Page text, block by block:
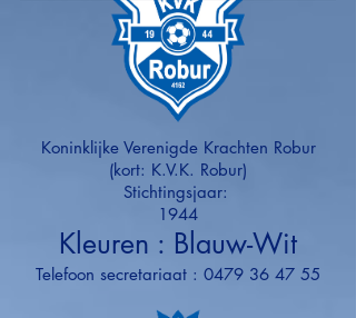
Koninklijke Verenigde Krachten Robur
(kort: K.V.K. Robur)
Stichtingsjaar:
1944
Kleuren : Blauw-Wit
Telefoon secretariaat : 0479 36 47 55